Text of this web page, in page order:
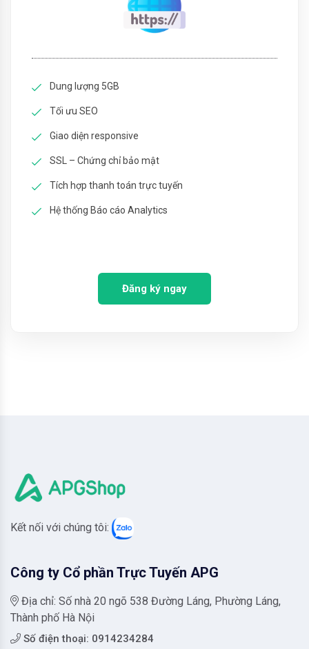
Dung lượng 5GB
Tối ưu SEO
Giao diện responsive
SSL – Chứng chỉ bảo mật
Tích hợp thanh toán trực tuyến
Hệ thống Báo cáo Analytics
Đăng ký ngay
Kết nối với chúng tôi:
Công ty Cổ phần Trực Tuyến APG
Địa chỉ: Số nhà 20 ngõ 538 Đường Láng, Phường Láng,
Thành phố Hà Nội
Số điện thoại: 0914234284